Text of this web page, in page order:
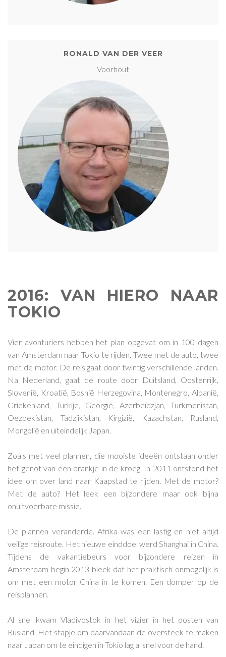
RONALD VAN DER VEER
Voorhout
2016: VAN HIERO NAAR
TOKIO
Vier avonturiers hebben het plan opgevat om in 100 dagen
van Amsterdam naar Tokio te rijden. Twee met de auto, twee
met de motor. De reis gaat door twintig verschillende landen.
Na Nederland, gaat de route door Duitsland, Oostenrijk,
Slovenië, Kroatië, Bosnië Herzegovina, Montenegro, Albanië,
Griekenland, Turkije, Georgië, Azerbeidzjan, Turkmenistan,
Oezbekistan, Tadzjikistan, Kirgizië, Kazachstan, Rusland,
Mongolië en uiteindelijk Japan.
Zoals met veel plannen, die mooiste ideeën ontstaan onder
het genot van een drankje in de kroeg. In 2011 ontstond het
idee om over land naar Kaapstad te rijden. Met de motor?
Met de auto? Het leek een bijzondere maar ook bijna
onuitvoerbare missie.
De plannen veranderde. Afrika was een lastig en niet altijd
veilige reisroute. Het nieuwe einddoel werd Shanghai in China.
Tijdens de vakantiebeurs voor bijzondere reizen in
Amsterdam begin 2013 bleek dat het praktisch onmogelijk is
om met een motor China in te komen. Een domper op de
reisplannen.
Al snel kwam Vladivostok in het vizier in het oosten van
Rusland. Het stapje om daarvandaan de oversteek te maken
naar Japan om te eindigen in Tokio lag al snel voor de hand.